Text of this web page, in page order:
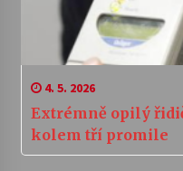
4. 5. 2026
Extrémně opilý
kolem tří promile